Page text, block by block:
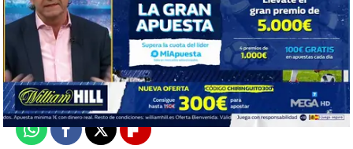
El Chiringuito
Madrid
Publicado:13 de junio de 2019, 02:59
WhatsappFacebook
X Flipboard